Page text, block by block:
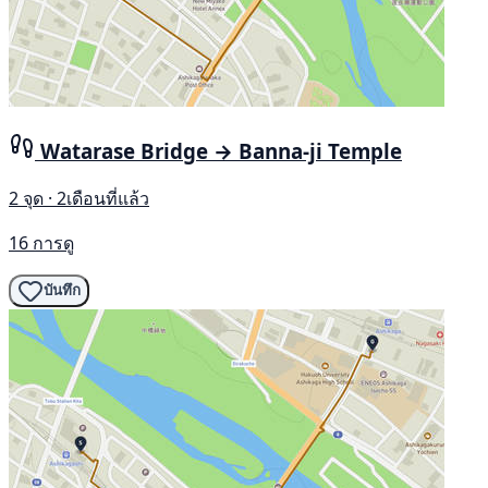
Watarase Bridge → Banna-ji Temple
2 จุด · 2เดือนที่แล้ว
16 การดู
บันทึก